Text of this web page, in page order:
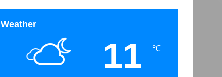
Weather
11 ℃